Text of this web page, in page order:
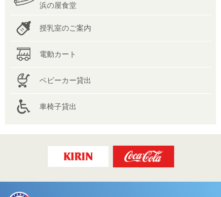
浜の屋食堂
授乳室のご案内
電動カート
ベビーカー貸出
車椅子貸出